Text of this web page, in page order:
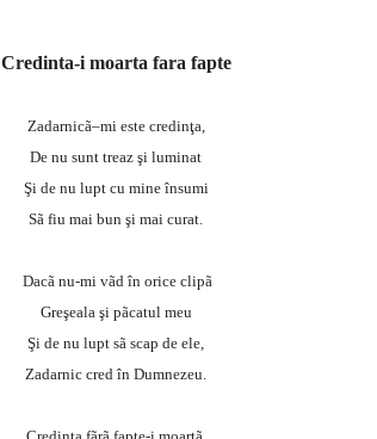
Credinta-i moarta fara fapte
Zadarnicã–mi este credinţa,
De nu sunt treaz şi luminat
Şi de nu lupt cu mine însumi
Sã fiu mai bun şi mai curat.
Dacã nu-mi vãd în orice clipã
Greşeala şi pãcatul meu
Şi de nu lupt sã scap de ele,
Zadarnic cred în Dumnezeu.